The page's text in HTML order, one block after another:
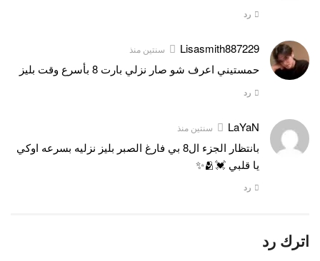
رد
Lisasmith887229 سنتين منذ
حمستيني اعرف شو صار نزلي بارت 8 بأسرع وقت بليز
رد
LaYaN سنتين منذ
بانتظار الجزء ال8 بي فارغ الصبر بليز نزليه بسرعه اوكي
يا قلبي 💓🫂✨
رد
اترك رد